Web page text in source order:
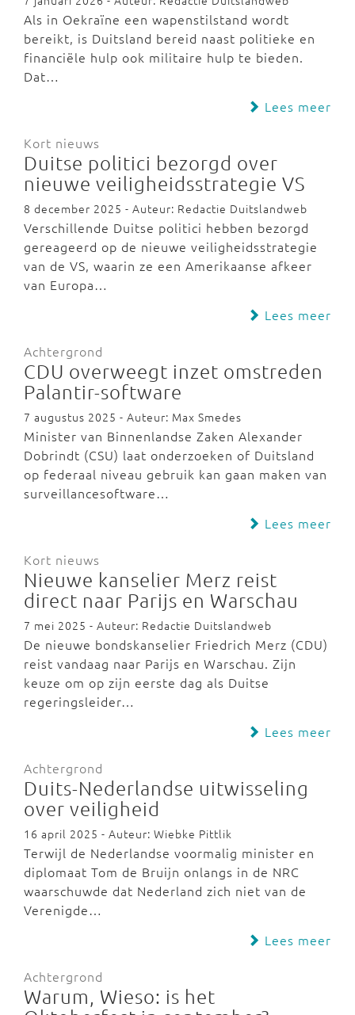
Als in Oekraïne een wapenstilstand wordt
bereikt, is Duitsland bereid naast politieke en
financiële hulp ook militaire hulp te bieden.
Dat…
Lees meer
Kort nieuws
Duitse politici bezorgd over
nieuwe veiligheidsstrategie VS
8 december 2025 - Auteur: Redactie Duitslandweb
Verschillende Duitse politici hebben bezorgd
gereageerd op de nieuwe veiligheidsstrategie
van de VS, waarin ze een Amerikaanse afkeer
van Europa…
Lees meer
Achtergrond
CDU overweegt inzet omstreden
Palantir-software
7 augustus 2025 - Auteur: Max Smedes
Minister van Binnenlandse Zaken Alexander
Dobrindt (CSU) laat onderzoeken of Duitsland
op federaal niveau gebruik kan gaan maken van
surveillancesoftware…
Lees meer
Kort nieuws
Nieuwe kanselier Merz reist
direct naar Parijs en Warschau
7 mei 2025 - Auteur: Redactie Duitslandweb
De nieuwe bondskanselier Friedrich Merz (CDU)
reist vandaag naar Parijs en Warschau. Zijn
keuze om op zijn eerste dag als Duitse
regeringsleider…
Lees meer
Achtergrond
Duits-Nederlandse uitwisseling
over veiligheid
16 april 2025 - Auteur: Wiebke Pittlik
Terwijl de Nederlandse voormalig minister en
diplomaat Tom de Bruijn onlangs in de NRC
waarschuwde dat Nederland zich niet van de
Verenigde…
Lees meer
Achtergrond
Warum, Wieso: is het